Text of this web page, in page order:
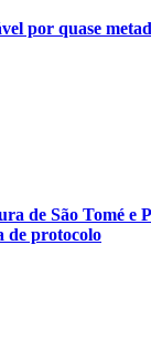
por quase
de São Tomé e
de protocolo